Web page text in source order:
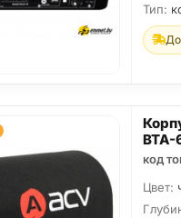
Тип:
BTA-
код
Цвет: